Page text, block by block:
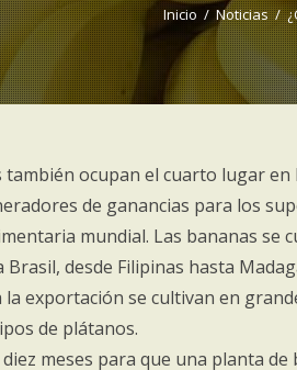
Inicio Noticias
también ocupan el cuarto lugar
de ganancias para los
mundial. Las bananas se
Brasil, desde Filipinas hasta
exportación se cultivan en
de plátanos.
diez meses para que una planta